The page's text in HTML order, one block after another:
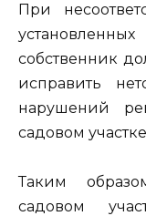
При
собственник
исправить
нарушений
садовом
Таким
садовом